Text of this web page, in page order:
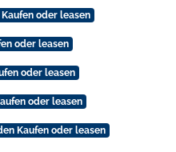
oder leasen
oder leasen
oder leasen
oder leasen
Kaufen oder leasen